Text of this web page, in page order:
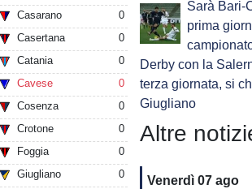
Casarano
0
Casertana
0
Catania
0
Cavese
0
Cosenza
0
Crotone
0
Foggia
0
Giugliano
0
Sarà Bari-
prima
Derby con la
terza giornata, si
Giugliano
Altre
Venerdì 07 ago